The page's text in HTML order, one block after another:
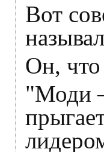
Вот
Он,
"Моди